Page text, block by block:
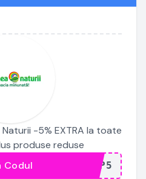
-5% EXTRA la toate
produse reduse
...RP5
Codul